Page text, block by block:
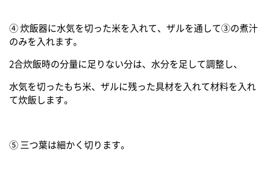
④ 炊飯器に水気を切った米を入れて、ザルを通して③の煮汁
のみを入れます。
2合炊飯時の分量に足りない分は、水分を足して調整し、
水気を切ったもち米、ザルに残った具材を入れて材料を入れ
て炊飯します。
⑤ 三つ葉は細かく切ります。